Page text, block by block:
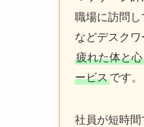
職場に訪問
などデスクワ
疲れた体と
ービスです。
社員が短時